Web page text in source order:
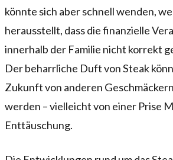
könnte sich aber schnell wenden,
herausstellt, dass die finanzielle
innerhalb der Familie nicht korrekt
Der beharrliche Duft von Steak
Zukunft von anderen
werden – vielleicht von einer Prise
Enttäuschung.